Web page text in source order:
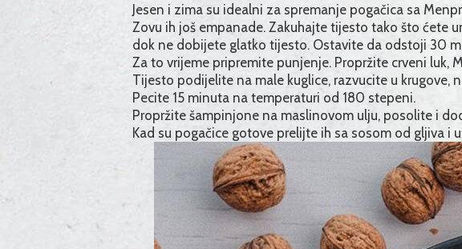
Jesen i zima su idealni za spremanje pogačica sa
Zovu ih još empanade. Zakuhajte tijesto tako što ćete
dok ne dobijete glatko tijesto. Ostavite da odstoji 30
Za to vrijeme pripremite punjenje. Propržite crveni luk,
Tijesto podijelite na male kuglice, razvucite u krugove,
Pecite 15 minuta na temperaturi od 180 stepeni.
Propržite šampinjone na maslinovom ulju, posolite i
Kad su pogačice gotove prelijte ih sa sosom od gljiva i